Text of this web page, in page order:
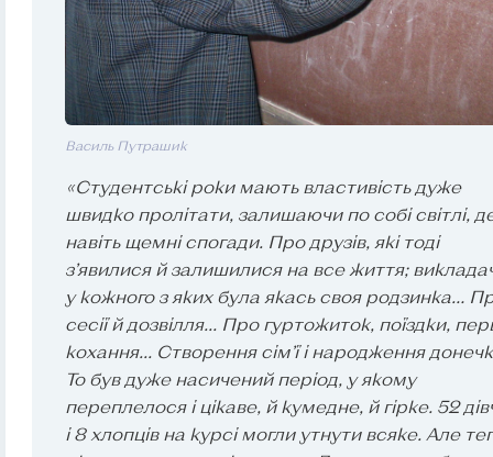
Василь Путрашик
«Студентські роки мають властивість дуже
швидко пролітати, залишаючи по собі світлі,
навіть щемні спогади. Про друзів, які тоді
з’явилися й залишилися на все життя;
у кожного з яких була якась своя родзинка…
сесії й дозвілля... Про гуртожиток, поїздки,
кохання... Створення сім’ї і народження
То був дуже насичений період, у якому
переплелося і цікаве, й кумедне, й гірке. 52
і 8 хлопців на курсі могли утнути всяке. Але